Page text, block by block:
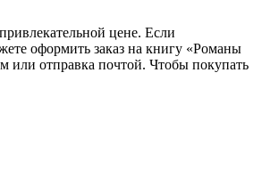
цене. Если
оформить заказ на книгу «Романы
или отправка почтой. Чтобы покупать